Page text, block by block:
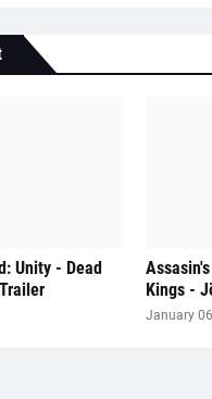
Unity - Dead
Kings -
January